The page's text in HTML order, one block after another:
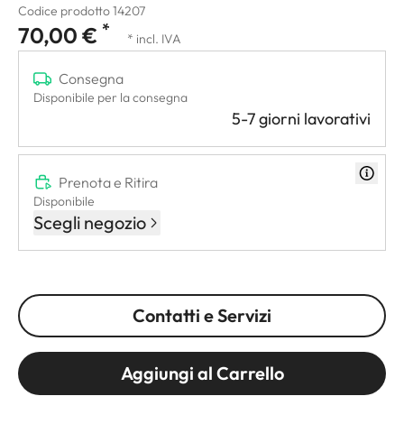
Codice prodotto 14207
70,00 € * * incl. IVA
Consegna
Disponibile per la consegna
5-7 giorni lavorativi
Prenota e Ritira
Disponibile
Scegli negozio
Contatti e Servizi
Aggiungi al Carrello